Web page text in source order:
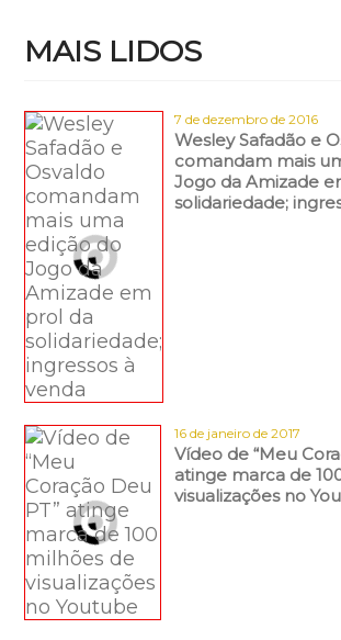
MAIS LIDOS
7 de dezembro de 2016
Wesley Safadão e
comandam mais
Jogo da Amizade
solidariedade;
16 de janeiro de 2017
Vídeo de “Meu
atinge marca de
visualizações no